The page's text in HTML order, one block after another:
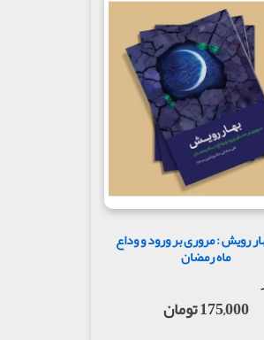
رویش : مروری بر ورود و وداع
ماه رمضان
175,000 تومان